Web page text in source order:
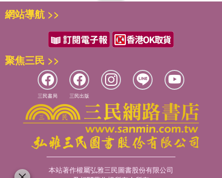
網站導航 >>
聚焦三民 >>
三民書局 三民出版
本站著作權屬弘雅三民圖書股份有限公司